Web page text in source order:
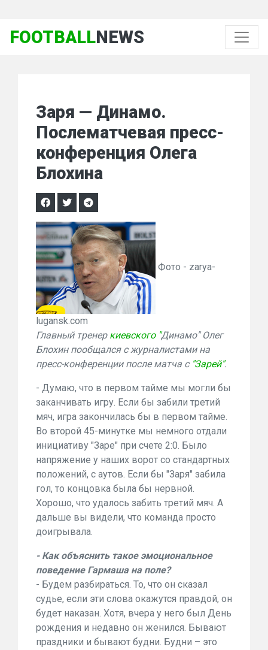
FOOTBALLNEWS
Заря — Динамо.
Послематчевая пресс-
конференция Олега
Блохина
Фото - zarya-
lugansk.com
Главный тренер киевского "Динамо" Олег
Блохин пообщался с журналистами на
пресс-конференции после матча с "Зарей".
- Думаю, что в первом тайме мы могли бы
заканчивать игру. Если бы забили третий
мяч, игра закончилась бы в первом тайме.
Во второй 45-минутке мы немного отдали
инициативу "Заре" при счете 2:0. Было
напряжение у наших ворот со стандартных
положений, с аутов. Если бы "Заря" забила
гол, то концовка была бы нервной.
Хорошо, что удалось забить третий мяч. А
дальше вы видели, что команда просто
доигрывала.
- Как объяснить такое эмоциональное
поведение Гармаша на поле?
- Будем разбираться. То, что он сказал
судье, если эти слова окажутся правдой, он
будет наказан. Хотя, вчера у него был День
рождения и недавно он женился. Бывают
праздники и бывают будни. Будни – это